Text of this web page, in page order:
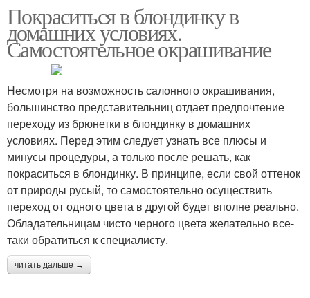
Покраситься в блондинку в
домашних условиях.
Самостоятельное окрашивание
Несмотря на возможность салонного окрашивания,
большинство представительниц отдает предпочтение
переходу из брюнетки в блондинку в домашних
условиях. Перед этим следует узнать все плюсы и
минусы процедуры, а только после решать, как
покраситься в блондинку. В принципе, если свой оттенок
от природы русый, то самостоятельно осуществить
переход от одного цвета в другой будет вполне реально.
Обладательницам чисто черного цвета желательно все-
таки обратиться к специалисту.
читать дальше →